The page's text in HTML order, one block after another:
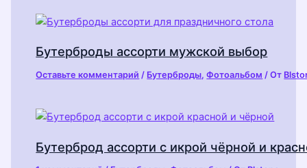
Бутерброды ассорти мужской выбор
Оставьте комментарий / Бутерброды,Фотоальбом / От
Бутерброд ассорти с икрой чёрной и